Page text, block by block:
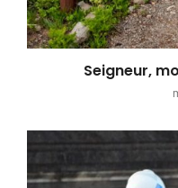
Seigneur,